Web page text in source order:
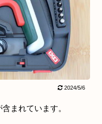
2024/5/6
まれています。